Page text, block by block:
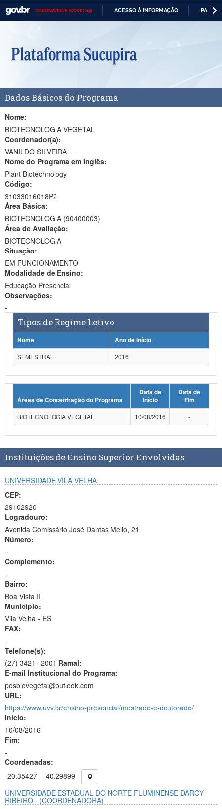
CORONAVÍRUS (COVID-19) ACESSO À INFORMAÇÃO
Casa Civil
Ministério da Defesa
Ministério da Economia
Ministério da Infraestrutura
Ministério da Educação
Ministério da Cidadania
Ministério da Saúde
Ministério da Ciência, Tecnologia, Inovações e Comunicações
Ministério do Meio Ambiente
Ministério do Turismo
Ministério do Desenvolvimento Regional
Controladoria-Geral da União
Ministério da Mulher, da Família e dos Direitos Humanos
Dados Básicos do Programa
Nome:
BIOTECNOLOGIA VEGETAL
Coordenador(a):
VANILDO SILVEIRA
Nome do Programa em Inglês:
Plant Biotechnology
Código:
31033016018P2
Área Básica:
BIOTECNOLOGIA (90400003)
Área de Avaliação:
BIOTECNOLOGIA
Situação:
EM FUNCIONAMENTO
Modalidade de Ensino:
Educação Presencial
Observações:
-
Tipos de Regime Letivo
Nome
Ano de Início
SEMESTRAL
2016
Áreas de Concentração do Programa
Data de
Início
Data de
Fim
BIOTECNOLOGIA VEGETAL
10/08/2016 -
Instituições de Ensino Superior Envolvidas
UNIVERSIDADE VILA VELHA
CEP:
29102920
Logradouro:
Avenida Comissário José Dantas Mello, 21
Número:
-
Complemento:
-
Bairro:
Boa Vista II
Município:
Vila Velha - ES
FAX:
-
Telefone(s):
(27) 3421--2001 Ramal:
E-mail Institucional do Programa:
posbiovegetal@outlook.com
URL:
https://www.uvv.br/ensino-presencial/mestrado-e-doutorado/
Início:
10/08/2016
Fim:
-
Coordenadas:
-20.35427 -40.29899
UNIVERSIDADE ESTADUAL DO NORTE FLUMINENSE DARCY
RIBEIRO
(COORDENADORA)